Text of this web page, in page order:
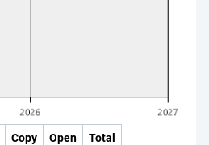
Copy Open Total